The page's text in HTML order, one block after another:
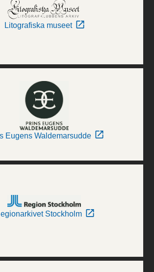
Litografiska museet
Eugens Waldemarsudde
Stockholm